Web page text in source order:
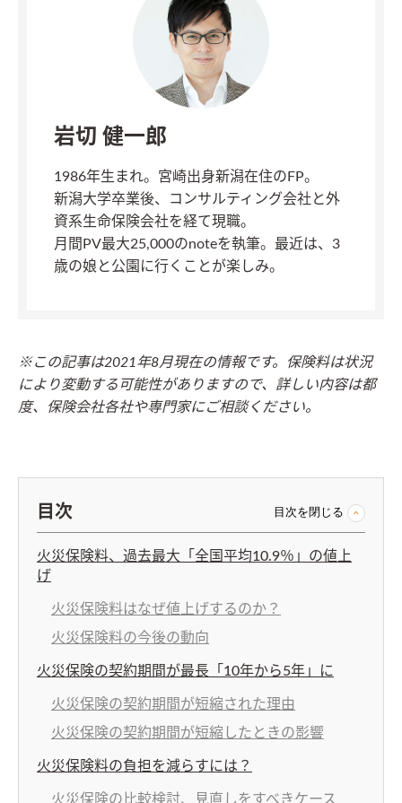
岩切 健一郎
1986年生まれ。宮崎出身新潟在住のFP。
新潟大学卒業後、コンサルティング会社と外
資系生命保険会社を経て現職。
月間PV最大25,000のnoteを執筆。最近は、3
歳の娘と公園に行くことが楽しみ。
※この記事は2021年8月現在の情報です。保険料は状況
により変動する可能性がありますので、詳しい内容は都
度、保険会社各社や専門家にご相談ください。
目次 目次を閉じる
火災保険料、過去最大「全国平均10.9％」の値上
げ
火災保険料はなぜ値上げするのか？
火災保険料の今後の動向
火災保険の契約期間が最長「10年から5年」に
火災保険の契約期間が短縮された理由
火災保険の契約期間が短縮したときの影響
火災保険料の負担を減らすには？
火災保険の比較検討、見直しをすべきケース